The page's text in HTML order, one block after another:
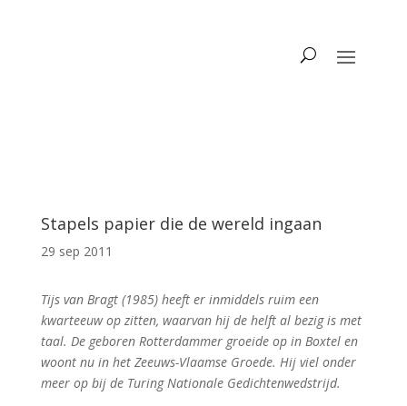
Stapels papier die de wereld ingaan
29 sep 2011
Tijs van Bragt (1985) heeft er inmiddels ruim een
kwarteeuw op zitten, waarvan hij de helft al bezig is met
taal. De geboren Rotterdammer groeide op in Boxtel en
woont nu in het Zeeuws-Vlaamse Groede. Hij viel onder
meer op bij de Turing Nationale Gedichtenwedstrijd.